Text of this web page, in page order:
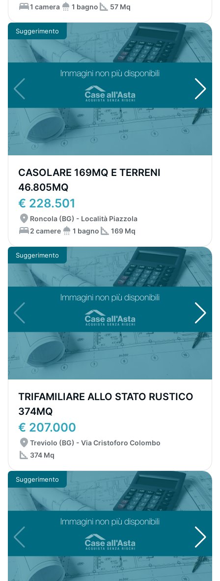
1 camera 1 bagno 57 Mq
Suggerimento
CASOLARE 169MQ E TERRENI
46.805MQ
€ 228.501
Roncola (BG) - Località Piazzola
2 camere
1 bagno 169 Mq
Suggerimento
TRIFAMILIARE ALLO STATO RUSTICO
374MQ
€ 207.000
Treviolo (BG) - Via Cristoforo Colombo
374 Mq
Suggerimento